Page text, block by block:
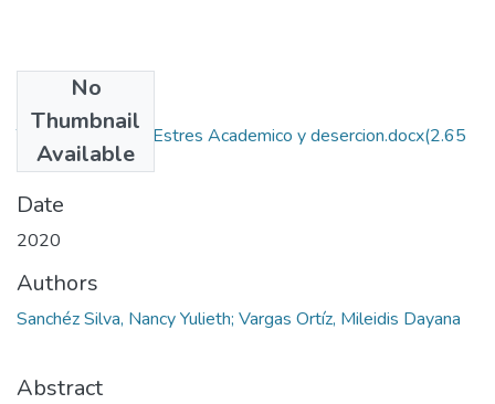
No
Thumbnail
Available
Trabajo de Grado Estres Academico y desercion.docx(2.65
MB)
Date
2020
Authors
Sanchéz Silva, Nancy Yulieth; Vargas Ortíz, Mileidis Dayana
Abstract